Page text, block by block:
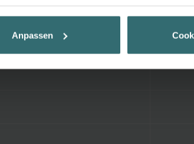
zu ermöglichen und Ihnen
Einwilligungen können Sie selbstverständlich
Anpassen